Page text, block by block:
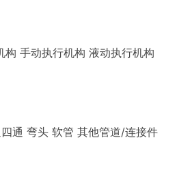
构 手动执行机构 液动执行机构
通 弯头 软管 其他管道/连接件